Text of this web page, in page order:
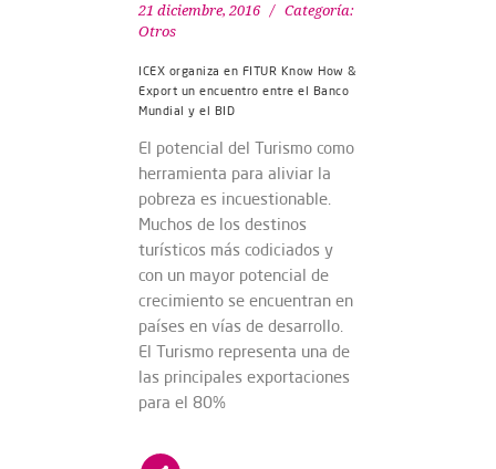
21 diciembre, 2016
Categoría:
Otros
ICEX organiza en FITUR Know How &
Export un encuentro entre el Banco
Mundial y el BID
El potencial del Turismo como
herramienta para aliviar la
pobreza es incuestionable.
Muchos de los destinos
turísticos más codiciados y
con un mayor potencial de
crecimiento se encuentran en
países en vías de desarrollo.
El Turismo representa una de
las principales exportaciones
para el 80%